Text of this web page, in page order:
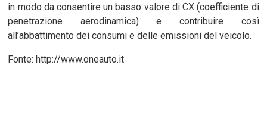
in modo da consentire un basso valore di CX (coefficiente di
penetrazione aerodinamica) e contribuire così
all’abbattimento dei consumi e delle emissioni del veicolo.
Fonte: http://www.oneauto.it